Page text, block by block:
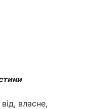
власне,